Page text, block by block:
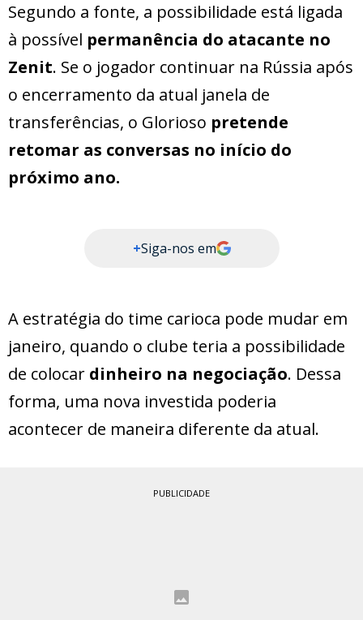
Segundo a fonte, a possibilidade está ligada
à possível permanência do atacante no
Zenit. Se o jogador continuar na Rússia após
o encerramento da atual janela de
transferências, o Glorioso pretende
retomar as conversas no início do
próximo ano.
+Siga-nos em
A estratégia do time carioca pode mudar em
janeiro, quando o clube teria a possibilidade
de colocar dinheiro na negociação. Dessa
forma, uma nova investida poderia
acontecer de maneira diferente da atual.
PUBLICIDADE